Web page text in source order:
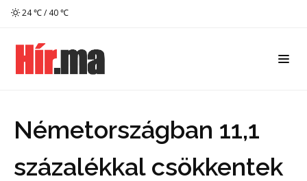
24 ℃ / 40 ℃
Németországban 11,1
százalékkal csökkentek